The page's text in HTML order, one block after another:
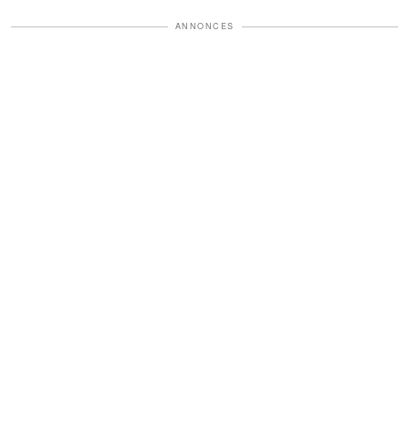
ANNONCES